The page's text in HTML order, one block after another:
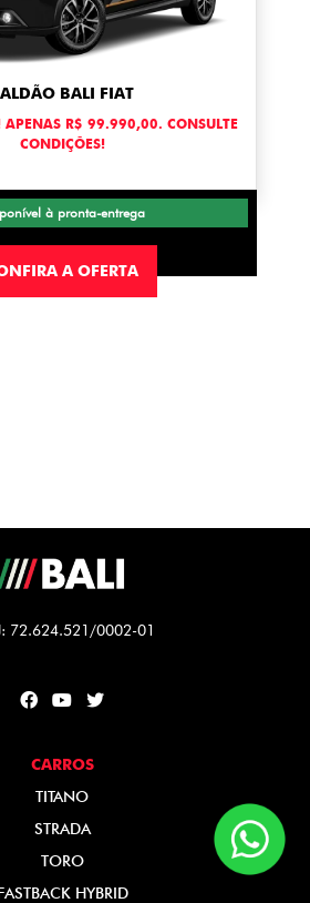
BALI FIAT
APENAS R$ 99.990,00. CONSULTE
CONDIÇÕES!
à pronta-entrega
A OFERTA
72.624.521/0002-01
CARROS
TITANO
STRADA
TORO
HYBRID